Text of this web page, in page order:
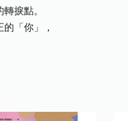
捩點。
「你」，